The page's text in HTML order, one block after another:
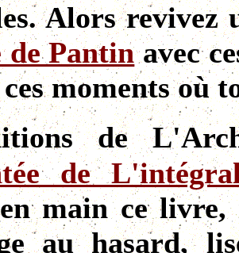
Alors revivez
de Pantinavec
moments où
de
de
main ce
au hasard,